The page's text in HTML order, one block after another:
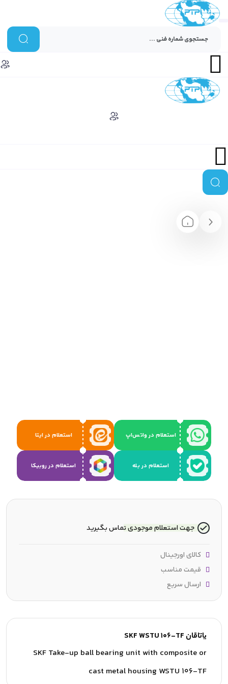
استعلام در واتس‌اپ استعلام در ایتا
استعلام در بله استعلام در روبیکا
یاتاقان SKF WSTU 106-TF
SKF Take-up ball bearing unit with composite or
cast metal housing WSTU 106-TF
جهت استعلام موجودی تماس بگیرید
کالای اورجینال
قیمت مناسب
ارسال سریع